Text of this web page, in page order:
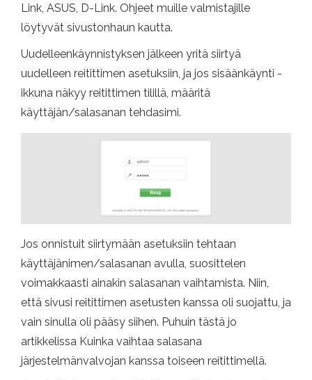
Link, ASUS, D-Link. Ohjeet muille valmistajille
löytyvät sivustonhaun kautta.
Uudelleenkäynnistyksen jälkeen yritä siirtyä
uudelleen reitittimen asetuksiin, ja jos sisäänkäynti -
ikkuna näkyy reitittimen tilillä, määritä
käyttäjän/salasanan tehdasimi.
Jos onnistuit siirtymään asetuksiin tehtaan
käyttäjänimen/salasanan avulla, suosittelen
voimakkaasti ainakin salasanan vaihtamista. Niin,
että sivusi reitittimen asetusten kanssa oli suojattu, ja
vain sinulla oli pääsy siihen. Puhuin tästä jo
artikkelissa Kuinka vaihtaa salasana
järjestelmänvalvojan kanssa toiseen reitittimellä.